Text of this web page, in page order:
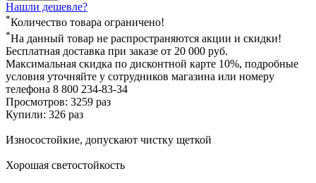
Нашли дешевле?
*Количество товара ограничено!
*На данный товар не распространяются акции и скидки!
Бесплатная доставка при заказе от 20 000 руб.
Максимальная скидка по дисконтной карте 10%, подробные
условия уточняйте у сотрудников магазина или номеру
телефона 8 800 234-83-34
Просмотров: 3259 раз
Купили: 326 раз
Износостойкие, допускают чистку щеткой
Хорошая светостойкость